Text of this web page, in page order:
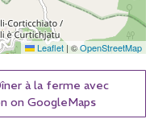
Leaflet | ©OpenStreetMap
à la ferme avec
on GoogleMaps